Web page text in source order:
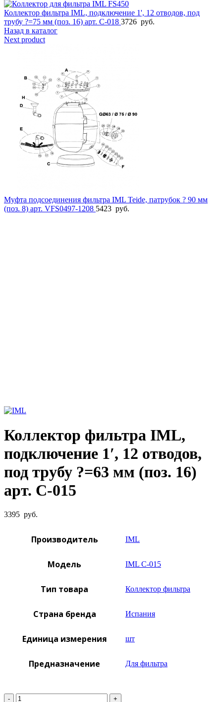
Коллектор фильтра IML, подключение 1', 12 отводов, под
трубу ?=75 мм (поз. 16) арт. C-018 3726 руб.
Назад в каталог
Next product
Муфта подсоединения фильтра IML Teide, патрубок ? 90 мм
(поз. 8) арт. VFS0497-1208 5423 руб.
Коллектор фильтра IML,
подключение 1′, 12 отводов,
под трубу ?=63 мм (поз. 16)
арт. C-015
3395 руб.
Производитель IML
Модель IML C-015
Тип товара Коллектор фильтра
Страна бренда Испания
Единица измерения шт
Предназначение Для фильтра
Количество